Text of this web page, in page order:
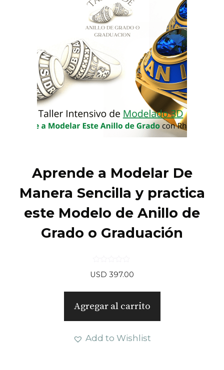
Aprende a Modelar De
Manera Sencilla y practica
este Modelo de Anillo de
Grado o Graduación
d
5
USD 397.00
Agregar al carrito
Add to Wishlist